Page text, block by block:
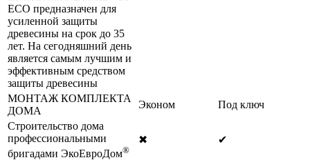
ECO предназначен для
усиленной защиты
древесины на срок до 35
лет. На сегодняшний день
является самым лучшим и
эффективным средством
защиты древесины
МОНТАЖ КОМПЛЕКТА
ДОМА
Эконом
Под ключ
Строительство дома
профессиональными
бригадами ЭкоЕвроДом®
✖ ✔